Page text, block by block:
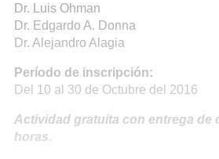
Dr. Luis Ohman
Dr. Edgardo A. Donna
Dr. Alejandro Alagia
Período de inscripción:
Del 10 al 30 de Octubre del 2016
Actividad gratuita con entrega de
horas.